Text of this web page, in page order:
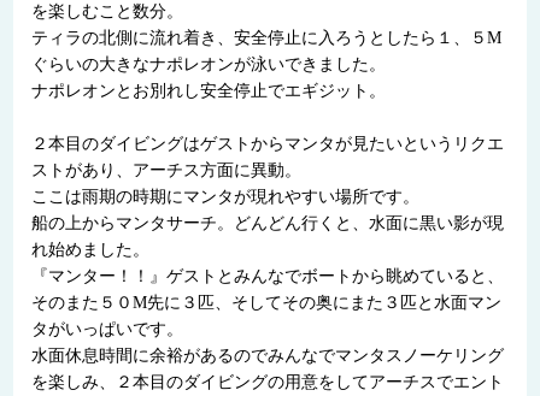
を楽しむこと数分。
ティラの北側に流れ着き、安全停止に入ろうとしたら１、５M
ぐらいの大きなナポレオンが泳いできました。
ナポレオンとお別れし安全停止でエギジット。
２本目のダイビングはゲストからマンタが見たいというリクエ
ストがあり、アーチス方面に異動。
ここは雨期の時期にマンタが現れやすい場所です。
船の上からマンタサーチ。どんどん行くと、水面に黒い影が現
れ始めました。
『マンター！！』ゲストとみんなでボートから眺めていると、
そのまた５０M先に３匹、そしてその奥にまた３匹と水面マン
タがいっぱいです。
水面休息時間に余裕があるのでみんなでマンタスノーケリング
を楽しみ、２本目のダイビングの用意をしてアーチスでエント